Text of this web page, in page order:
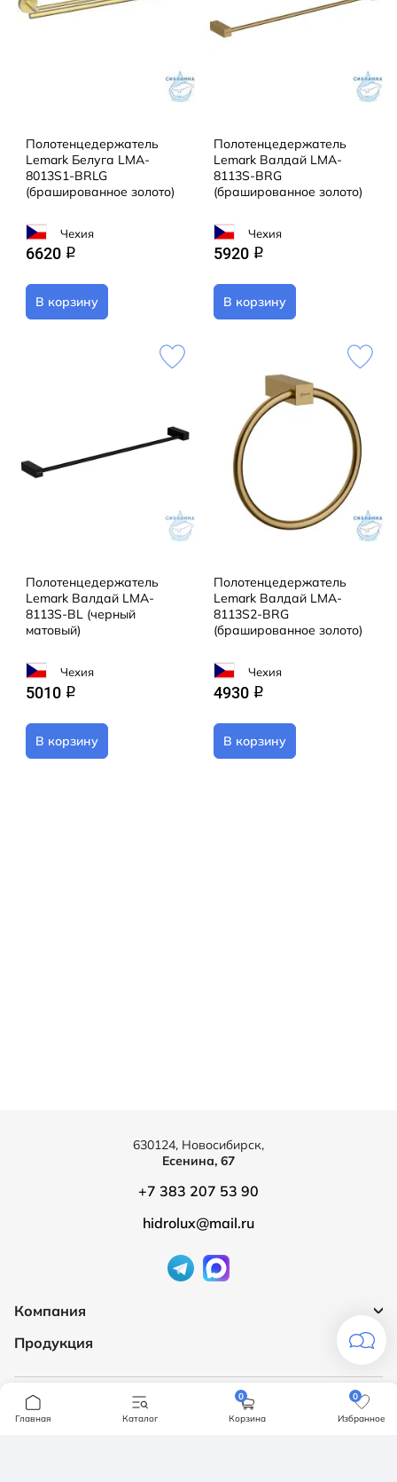
Полотенцедержатель
Lemark Белуга LMA-
8013S1-BRLG
(брашированное золото)
Чехия
6620 q
В корзину
Полотенцедержатель
Lemark Валдай LMA-
8113S-BRG
(брашированное золото)
Чехия
5920 q
В корзину
Полотенцедержатель
Lemark Валдай LMA-
8113S-BL (черный
матовый)
Чехия
5010 q
В корзину
Полотенцедержатель
Lemark Валдай LMA-
8113S2-BRG
(брашированное золото)
Чехия
4930 q
В корзину
Компания
О компании
Доставка и оплата
Обмен и возврат
Продукция
Ванны
Мебель для ванной
630124, Новосибирск,
Есенина, 67
+7 383 207 53 90
hidrolux@mail.ru
Главная Каталог
0
Корзина
0
Избранное